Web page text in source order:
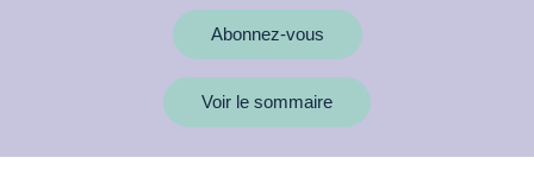
Abonnez-vous
Voir le sommaire